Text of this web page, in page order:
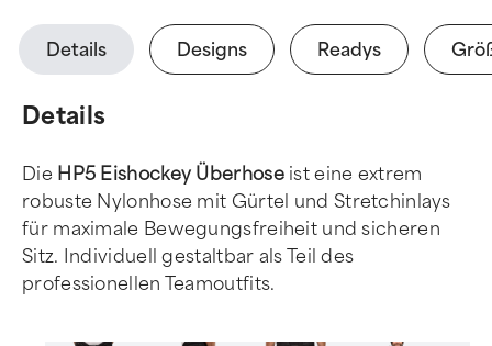
Details Designs Readys
Details
Die HP5 Eishockey Überhoseist eine extrem
robuste Nylonhose mit Gürtel und Stretchinlays
für maximale Bewegungsfreiheit und sicheren
Sitz. Individuell gestaltbar als Teil des
professionellen Teamoutfits.